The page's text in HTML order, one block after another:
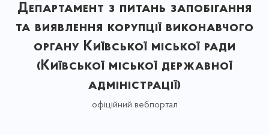
Департамент з питань запобігання
та виявлення корупції виконавчого
органу Київської міської ради
(Київської міської державної
адміністрації)
офіційний вебпортал